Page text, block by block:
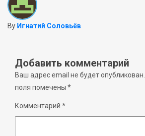
By Игнатий Соловьёв
Добавить комментарий
Ваш адрес email не будет опубликован.
поля помечены *
Комментарий *